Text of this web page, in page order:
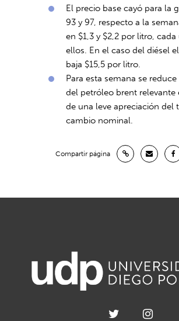
El precio base cayó para la
93 y 97, respecto a la
en $1,3 y $2,2 por litro,
ellos. En el caso del diésel
baja $15,5 por litro.
Para esta semana se
del petróleo brent relevante
de una leve apreciación del
cambio nominal.
Compartir página